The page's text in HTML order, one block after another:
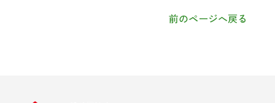
前のページへ戻る